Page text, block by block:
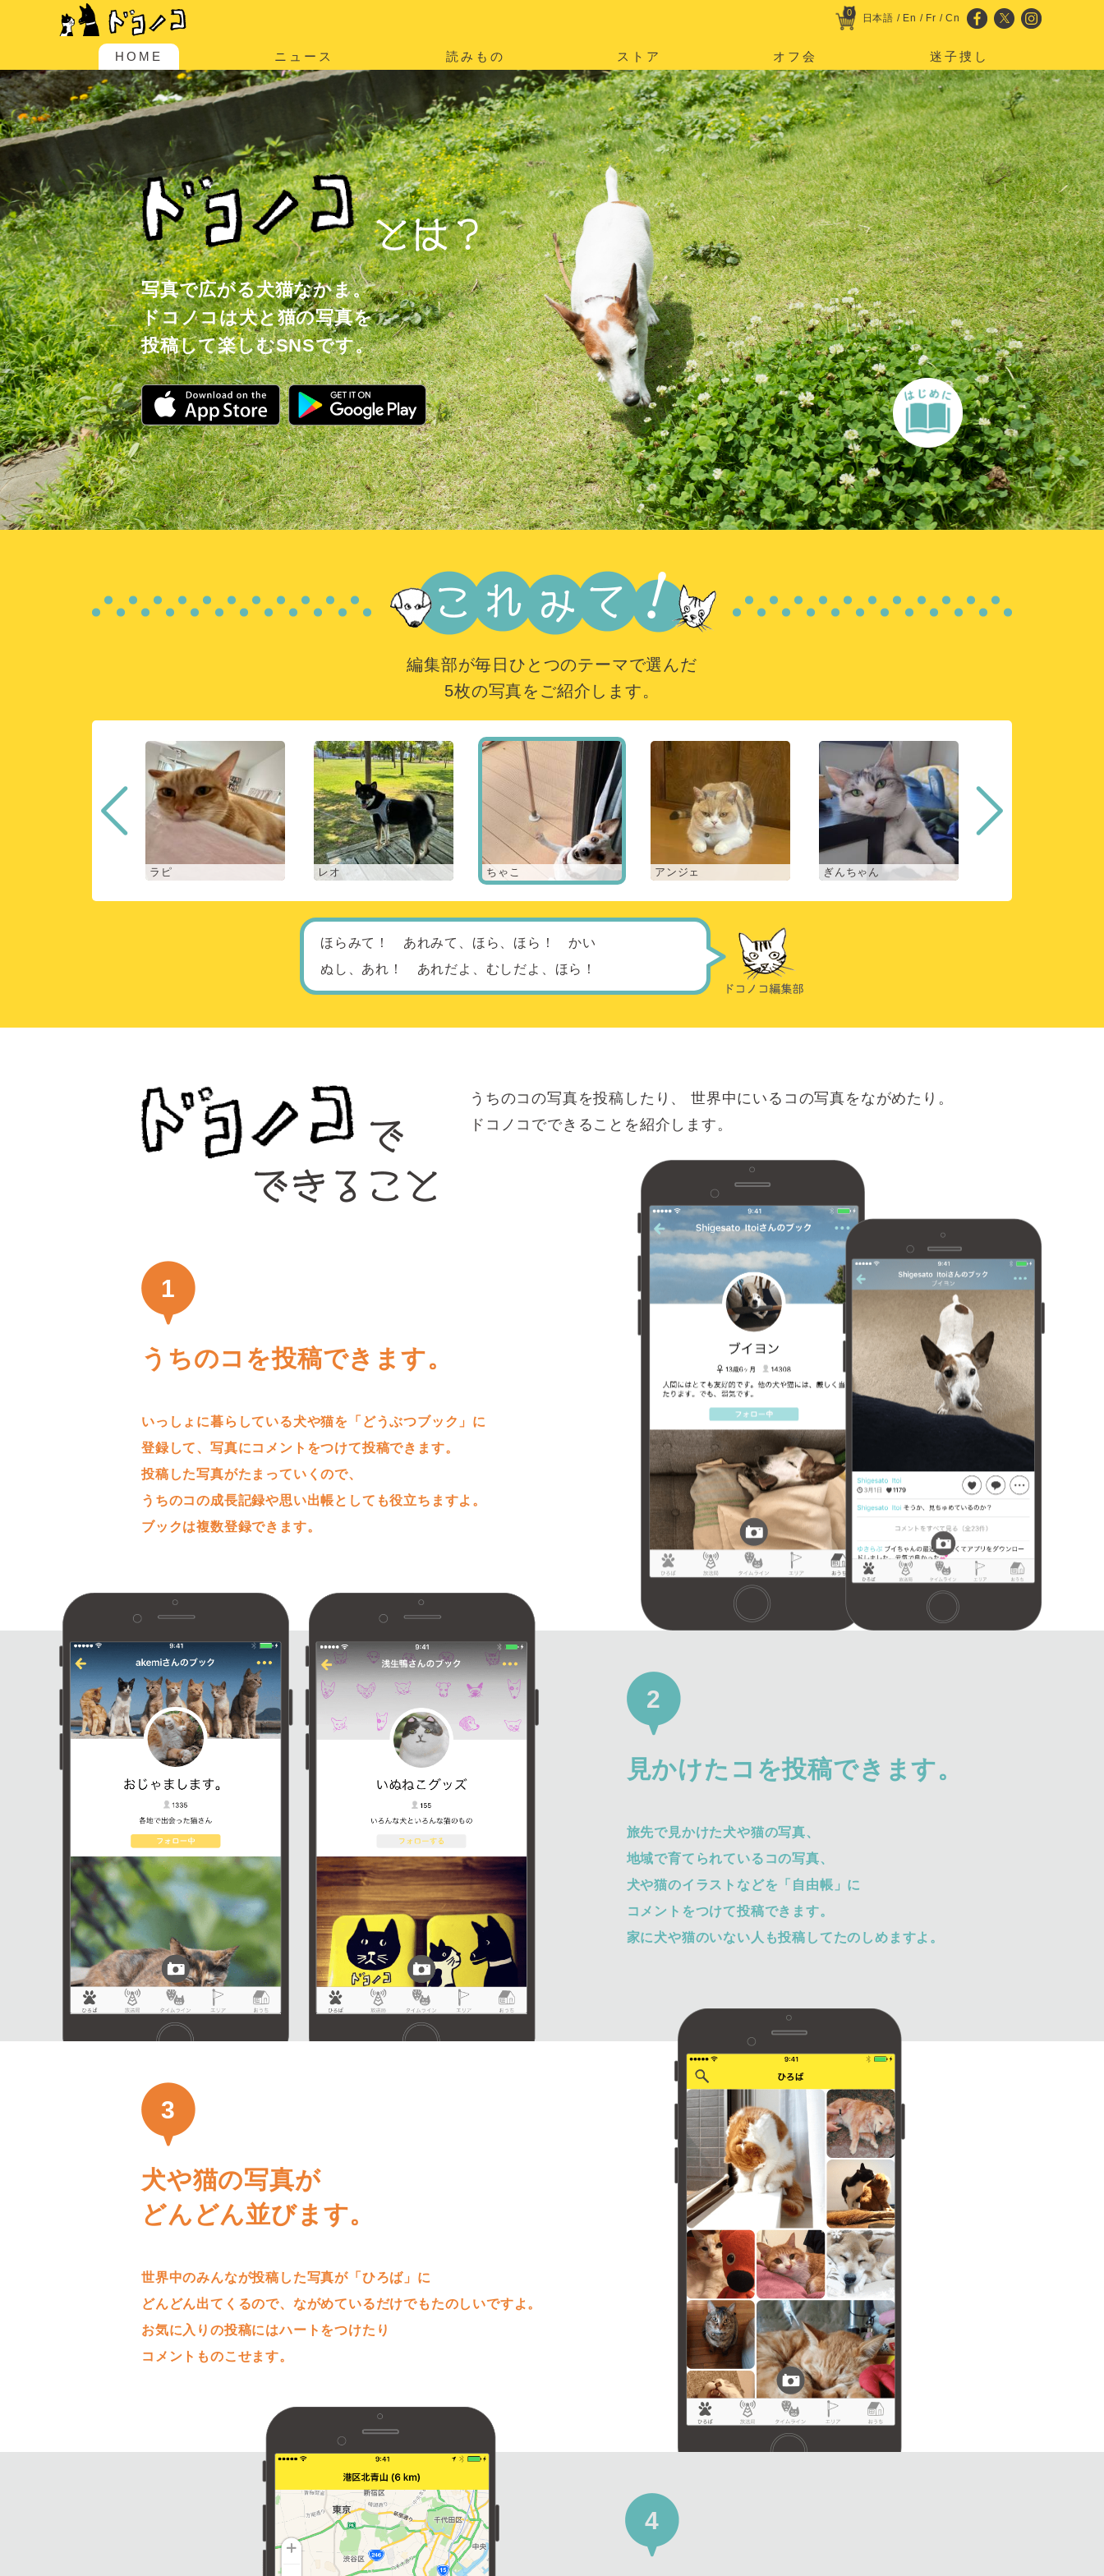
0 日本語 / En / Fr /Cn
HOME ニュース 読みもの ストア オフ会 迷子捜し
写真で広がる犬猫なかま。
ドコノコは犬と猫の写真を
投稿して楽しむSNSです。
編集部が毎日ひとつのテーマで選んだ
5枚の写真をご紹介します。
ラピ レオ ちゃこ アンジェ ぎんちゃん
ほらみて！ あれみて、ほら、ほら！ かい
ぬし、あれ！ あれだよ、むしだよ、ほら！
うちのコの写真を投稿したり、
世界中にいるコの写真をながめたり。
ドコノコでできることを紹介します。
1
うちのコを投稿できます。
いっしょに暮らしている犬や猫を「どうぶつブック」に
登録して、写真にコメントをつけて投稿できます。
投稿した写真がたまっていくので、
うちのコの成長記録や思い出帳としても役立ちますよ。
ブックは複数登録できます。
2
見かけたコを投稿できます。
旅先で見かけた犬や猫の写真、
地域で育てられているコの写真、
犬や猫のイラストなどを「自由帳」に
コメントをつけて投稿できます。
家に犬や猫のいない人も投稿してたのしめますよ。
3
犬や猫の写真が
どんどん並びます。
世界中のみんなが投稿した写真が「ひろば」に
どんどん出てくるので、ながめているだけでもたのしいですよ。
お気に入りの投稿にはハートをつけたり
コメントものこせます。
4